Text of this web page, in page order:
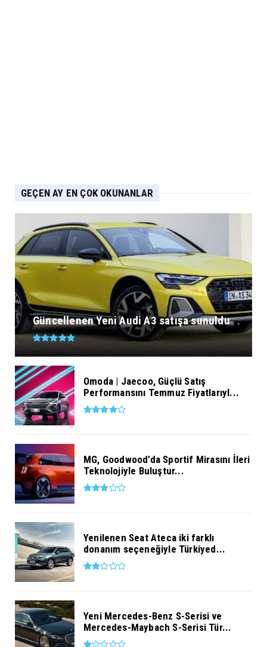
GEÇEN AY EN ÇOK OKUNANLAR
Güncellenen Yeni Audi A3 satışa sunuldu
Omoda | Jaecoo, Güçlü Satış
Performansını Temmuz Fiyatlarıyl...
MG, Goodwood’da Sportif Mirasını İleri
Teknolojiyle Buluştur...
Yenilenen Seat Ateca iki farklı
donanım seçeneğiyle Türkiyed...
Yeni Mercedes-Benz S-Serisi ve
Mercedes-Maybach S-Serisi Tür...